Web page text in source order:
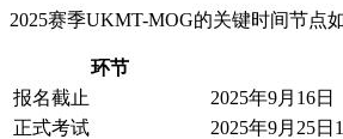
2025赛季UKMT-MOG的关键时间节点
环节
报名截止
2025年9月16日
正式考试
2025年9月25日